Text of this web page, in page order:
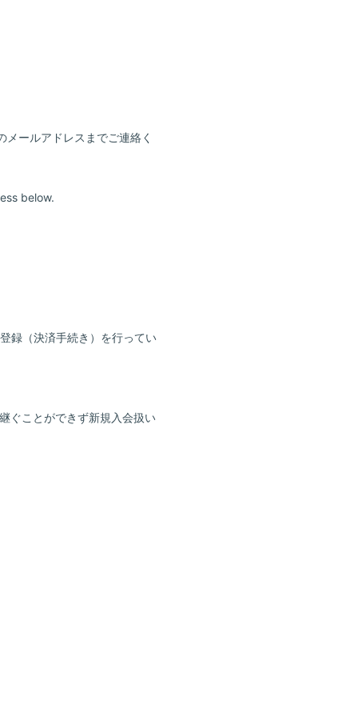
ールアドレスまでご連絡く
below.
録（決済手続き）を行ってい
ぐことができず新規入会扱い